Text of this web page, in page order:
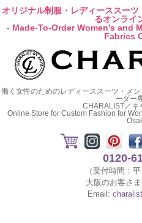
オリジナル制服・レディーススー
るオンライ
- Made-To-Order Women's and
Fabrics
働く女性のためのレディーススーツ・メ
ーダー
CHARALIST／キ
Online Store for Custom Fashion for
0120-
（受付時間：
大阪のお客さ
Email: